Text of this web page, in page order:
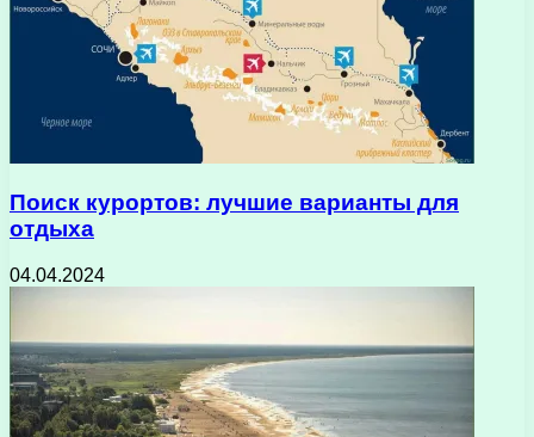
Поиск курортов: лучшие варианты для
отдыха
04.04.2024